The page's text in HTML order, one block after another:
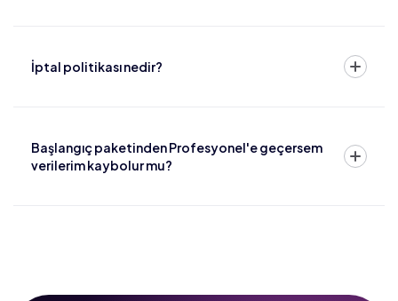
İptal politikası nedir?
Başlangıç paketinden Profesyonel'e geçersem
verilerim kaybolur mu?